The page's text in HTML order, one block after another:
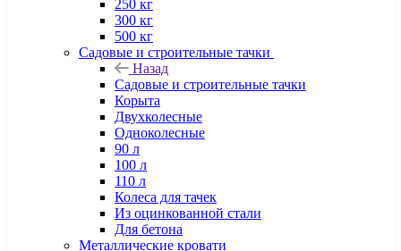
250 кг
300 кг
500 кг
Садовые и строительные тачки
Назад
Садовые и строительные тачки
Корыта
Двухколесные
Одноколесные
90 л
100 л
110 л
Колеса для тачек
Из оцинкованной стали
Для бетона
Металлические кровати